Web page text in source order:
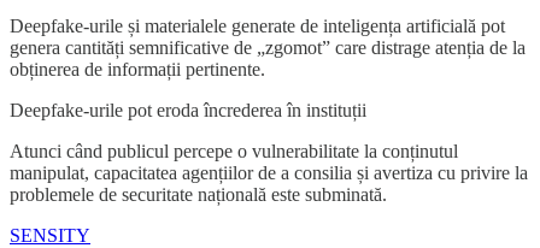
Deepfake-urile și materialele generate de inteligența artificială pot
genera cantități semnificative de „zgomot” care distrage atenția de la
obținerea de informații pertinente.
Deepfake-urile pot eroda încrederea în instituții
Atunci când publicul percepe o vulnerabilitate la conținutul
manipulat, capacitatea agențiilor de a consilia și avertiza cu privire la
problemele de securitate națională este subminată.
SENSITY